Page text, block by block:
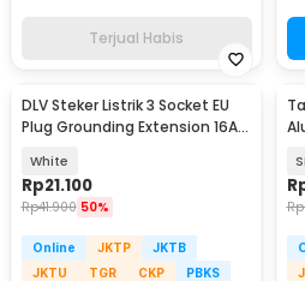
Terjual Habis
DLV Steker Listrik 3 Socket EU
Plug Grounding Extension 16A
White
Rp21.100
Rp41.900 50%
Online JKTP
JKTB
JKTU
TGR CKP
PBKS
Rp